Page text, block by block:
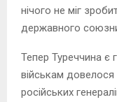
нічого не міг
державного
Тепер Туреччина є
військам
російських